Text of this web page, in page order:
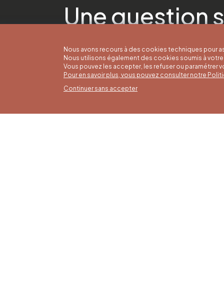
Une question
Nous avons recours à des cookies techniques pour
Nous utilisons également des cookies soumis à
Vous pouvez les accepter, les refuser ou paramétrer
Pour en savoir plus, vous pouvez consulter notre
Continuer sans accepter